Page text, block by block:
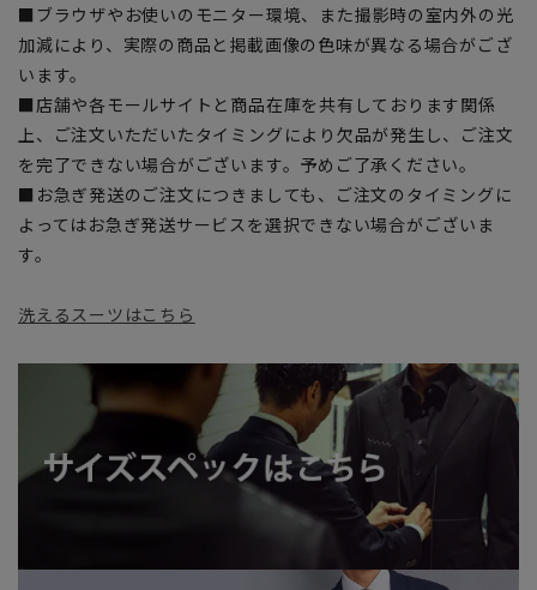
■ブラウザやお使いのモニター環境、また撮影時の室内外の光
加減により、実際の商品と掲載画像の色味が異なる場合がござ
います。
■店舗や各モールサイトと商品在庫を共有しております関係
上、ご注文いただいたタイミングにより欠品が発生し、ご注文
を完了できない場合がございます。予めご了承ください。
■お急ぎ発送のご注文につきましても、ご注文のタイミングに
よってはお急ぎ発送サービスを選択できない場合がございま
す。
洗えるスーツはこちら